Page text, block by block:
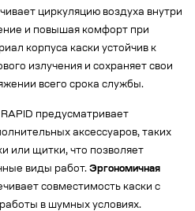
циркуляцию воздуха внутри
и повышая комфорт при
корпуса каски устойчив к
излучения и сохраняет свои
всего срока службы.
предусматривает
аксессуаров, таких
или щитки, что позволяет
виды работ. Эргономичная
совместимость каски с
в шумных условиях.